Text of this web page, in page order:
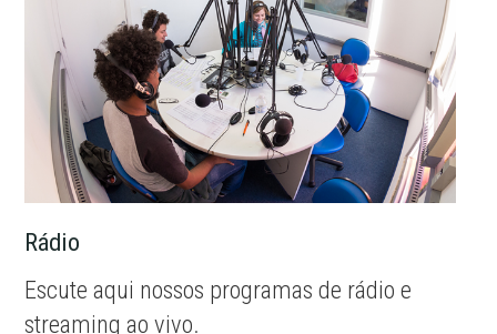
Rádio
Escute aqui nossos programas de rádio e
streaming ao vivo.